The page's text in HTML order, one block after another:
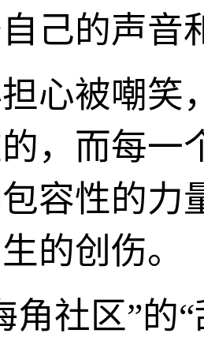
己的声音
心被嘲笑
，而每一
容性的力
的创伤。
角社区”的